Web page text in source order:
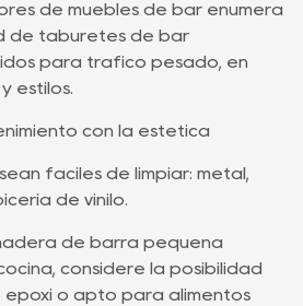
de muebles de bar enumera
de taburetes de bar
para tráfico pesado, en
estilos.
con la estética
fáciles de limpiar: metal,
de vinilo.
de barra pequeña
considere la posibilidad
epoxi o apto para alimentos